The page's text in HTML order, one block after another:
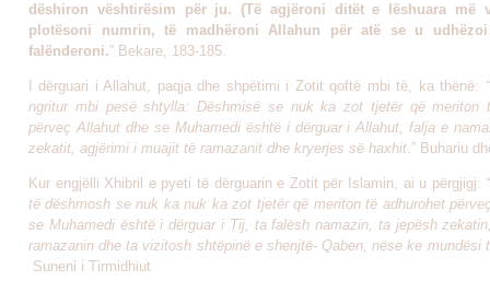
dëshiron vështirësim për ju. (Të agjëroni ditët e lëshuara më
plotësoni numrin, të madhëroni Allahun për atë se u
falënderoni.” Bekare, 183-185.
I dërguari i Allahut, paqja dhe shpëtimi i Zotit qoftë mbi të, ka thënë:
ngritur mbi pesë shtylla: Dëshmisë se nuk ka zot tjetër që meriton
përveç Allahut dhe se Muhamedi është i dërguar i Allahut, falja e
zekatit, agjërimi i muajit të ramazanit dhe kryerjes së haxhit.” Buhariu
Kur engjëlli Xhibril e pyeti të dërguarin e Zotit për Islamin, ai u përgjigj:
të dëshmosh se nuk ka nuk ka zot tjetër që meriton të adhurohet
se Muhamedi është i dërguar i Tij, ta falësh namazin, ta jepësh
ramazanin dhe ta vizitosh shtëpinë e shenjtë- Qaben, nëse ke mundësi
Suneni i Tirmidhiut